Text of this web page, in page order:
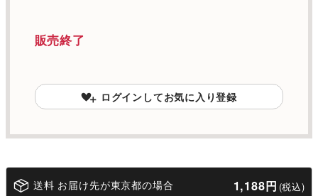
販売終了
ログインしてお気に入り登録
送料 お届け先が東京都の場合 1,188円 (税込)